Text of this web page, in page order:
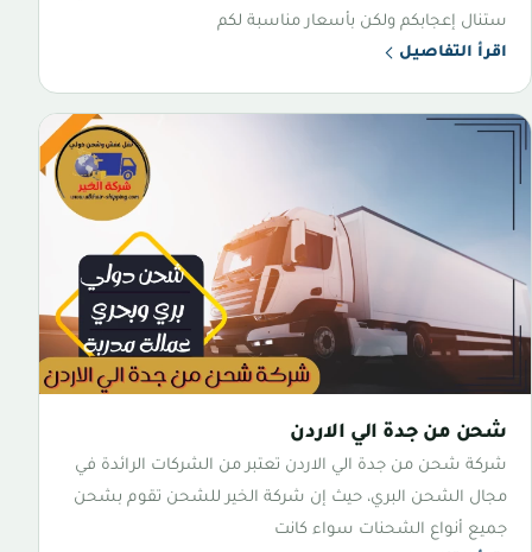
ستنال إعجابكم ولكن بأسعار مناسبة لكم
اقرأ التفاصيل
شحن من جدة الي الاردن
شركة شحن من جدة الي الاردن تعتبر من الشركات الرائدة في
مجال الشحن البري، حيث إن شركة الخير للشحن تقوم بشحن
جميع أنواع الشحنات سواء كانت